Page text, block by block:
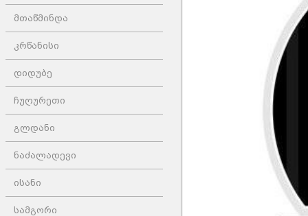
მთაწმინდა
კრწანისი
დიდუბე
ჩუღურეთი
გლდანი
ნაძალადევი
ისანი
სამგორი